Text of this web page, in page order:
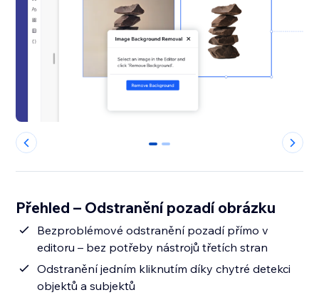
0 1
Přehled – Odstranění pozadí obrázku
Bezproblémové odstranění pozadí přímo v
editoru – bez potřeby nástrojů třetích stran
Odstranění jedním kliknutím díky chytré detekci
objektů a subjektů